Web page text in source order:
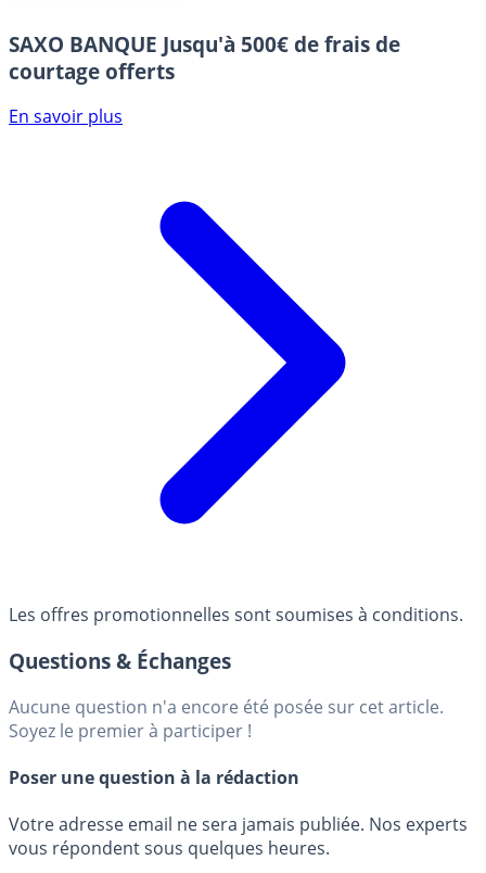
SAXO BANQUE Jusqu'à 500€ de frais de
courtage offerts
En savoir plus
Les offres promotionnelles sont soumises à conditions.
Questions & Échanges
Aucune question n'a encore été posée sur cet article.
Soyez le premier à participer !
Poser une question à la rédaction
Votre adresse email ne sera jamais publiée. Nos experts
vous répondent sous quelques heures.